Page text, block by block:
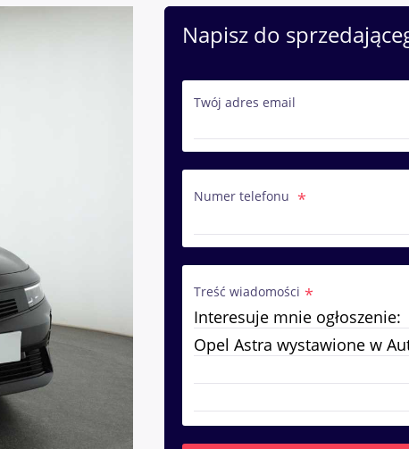
Napisz do
Twój adres email
Numer telefonu
Treść wiadomości